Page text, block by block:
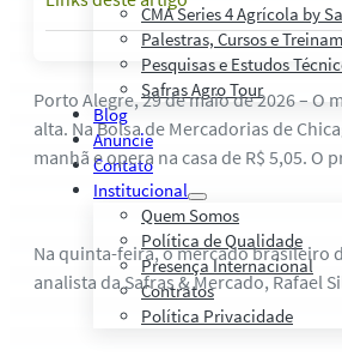
CMA Series 4 Agrícola by
Palestras, Cursos e
Pesquisas e Estudos
Safras Agro Tour
Blog
Anuncie
Contato
Institucional
Quem Somos
Política de Qualidade
Presença Internacional
Contratos
Política Privacidade
Porto Alegre, 29 de maio de 2026 –
alta. Na Bolsa de Mercadorias de
manhã e opera na casa de R$ 5,05.
Na quinta-feira, o mercado brasileiro
analista da Safras & Mercado, Rafael